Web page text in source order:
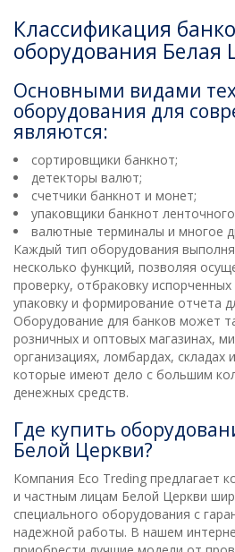
Классификация
оборудования Белая
Основными видами
оборудования для
являются:
сортировщики банкнот;
детекторы валют;
счетчики банкнот и монет;
упаковщики банкнот
валютные терминалы и многое
Каждый тип оборудования
несколько функций, позволяя
проверку, отбраковку
упаковку и формирование отчета
Оборудование для банков может
розничных и оптовых магазинах,
организациях, ломбардах, складах
которые имеют дело с большим
денежных средств.
Где купить
Белой Церкви?
Компания Eco Treding предлагает
и частным лицам Белой Церкви
специального оборудования с
надежной работы. В нашем